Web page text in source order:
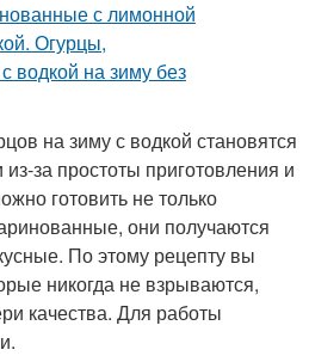
на зиму с водкой становятся
за простоты приготовления и
готовить не только
они получаются
По этому рецепту вы
никогда не взрываются,
качества. Для работы